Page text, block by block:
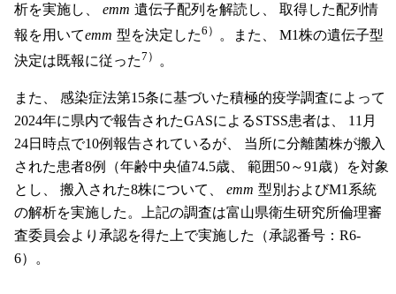
析を実施し、 emm 遺伝子配列を解読し、 取得した配列情
報を用いてemm 型を決定した6）
。また、 M1株の遺伝子型
決定は既報に従った7） 。
また、 感染症法第15条に基づいた積極的疫学調査によって
2024年に県内で報告されたGASによるSTSS患者は、 11月
24日時点で10例報告されているが、 当所に分離菌株が搬入
された患者8例（年齢中央値74.5歳、 範囲50～91歳）を対象
とし、 搬入された8株について、 emm 型別およびM1系統
の解析を実施した。上記の調査は富山県衛生研究所倫理審
査委員会より承認を得た上で実施した（承認番号：R6-
6）。